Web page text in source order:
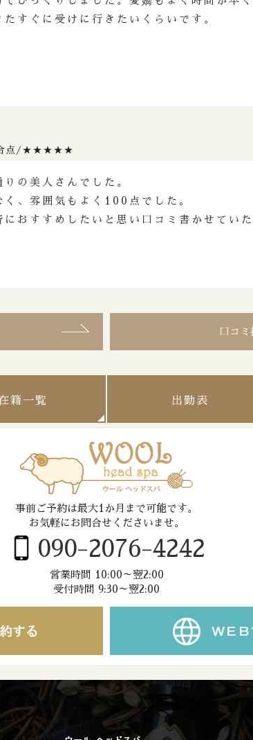
たすぐに受けに行きたいくらいです。
合点/★★★★★
りの美人さんでした。
く、雰囲気もよく100点でした。
におすすめしたいと思い口コミ書かせていた
口コミ
籍一覧 出勤表
事前ご予約は最大1か月まで可能です。
お気軽にお問合せくださいませ。
090-2076-4242
営業時間 10:00～翌2:00
受付時間 9:30～翌2:00